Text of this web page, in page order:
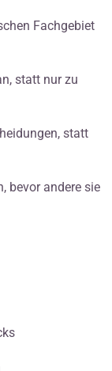
Fachgebiet
statt nur zu
statt
bevor andere sie